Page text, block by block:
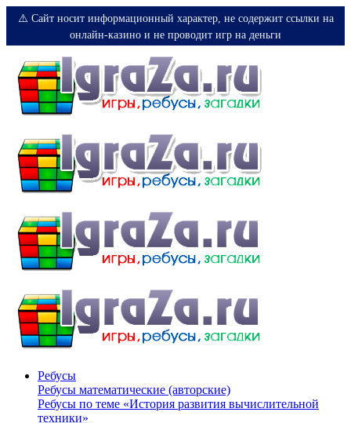
⚠️ Сайт носит информационный характер, не содержит ссылки на
онлайн-казино и не проводит игр на деньги
Ребусы
Ребусы математические (авторские)
Ребусы по теме «История развития вычислительной
техники»